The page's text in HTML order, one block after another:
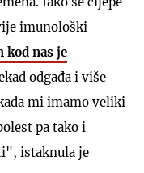
imunološki
kod nas je
odgađa i više
mi imamo veliki
pa tako i
istaknula je